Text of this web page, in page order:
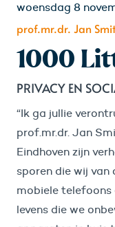
woensdag 8
prof.mr.dr. Jan
1000
PRIVACY EN
“Ik ga jullie
prof.mr.dr. Jan
Eindhoven zijn
sporen die wij
mobiele telefoons
levens die we